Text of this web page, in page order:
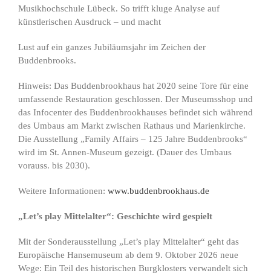
Musikhochschule Lübeck. So trifft kluge Analyse auf
künstlerischen Ausdruck – und macht
Lust auf ein ganzes Jubiläumsjahr im Zeichen der
Buddenbrooks.
Hinweis: Das Buddenbrookhaus hat 2020 seine Tore für eine
umfassende Restauration geschlossen. Der Museumsshop und
das Infocenter des Buddenbrookhauses befindet sich während
des Umbaus am Markt zwischen Rathaus und Marienkirche.
Die Ausstellung „Family Affairs – 125 Jahre Buddenbrooks“
wird im St. Annen-Museum gezeigt. (Dauer des Umbaus
vorauss. bis 2030).
Weitere Informationen: www.buddenbrookhaus.de
„Let’s play Mittelalter“: Geschichte wird gespielt
Mit der Sonderausstellung „Let’s play Mittelalter“ geht das
Europäische Hansemuseum ab dem 9. Oktober 2026 neue
Wege: Ein Teil des historischen Burgklosters verwandelt sich